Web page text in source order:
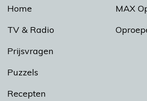
Home
TV & Radio
Prijsvragen
Puzzels
Recepten
MAX